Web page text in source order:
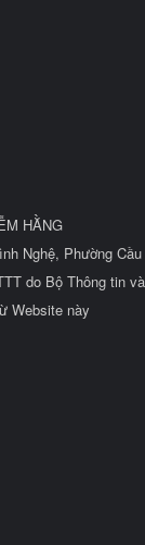
HẰNG
Nghệ, Phường
do Bộ Thông tin
Website này